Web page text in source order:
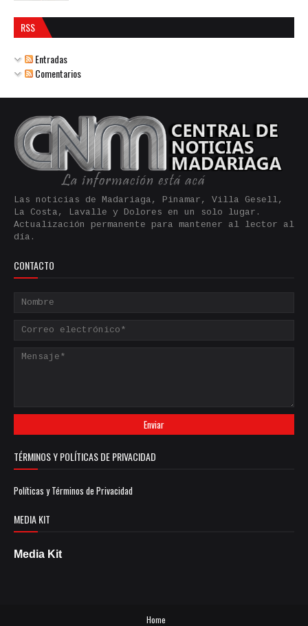
RSS
Entradas
Comentarios
Las noticias de Madariaga, Pinamar, Villa Gesell,
La Costa, Lavalle y Dolores en un solo lugar.
Actualización permanente para mantener al lector al
día.
CONTACTO
TÉRMINOS Y POLÍTICAS DE PRIVACIDAD
Políticas y Términos de Privacidad
MEDIA KIT
Media Kit
Home